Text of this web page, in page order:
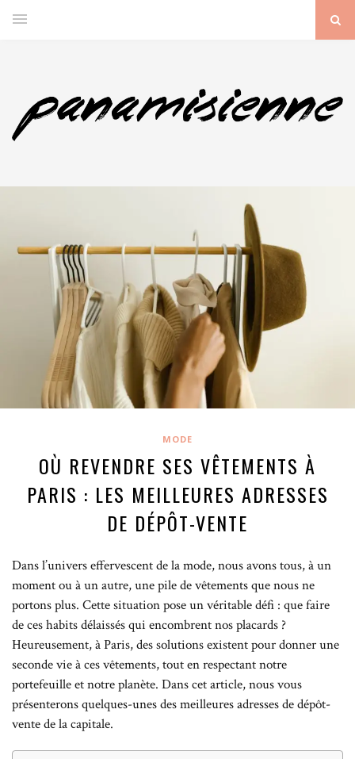
MODE
OÙ REVENDRE SES VÊTEMENTS À
PARIS : LES MEILLEURES ADRESSES
DE DÉPÔT-VENTE
Dans l’univers effervescent de la mode, nous avons tous, à un
moment ou à un autre, une pile de vêtements que nous ne
portons plus. Cette situation pose un véritable défi : que faire
de ces habits délaissés qui encombrent nos placards ?
Heureusement, à Paris, des solutions existent pour donner une
seconde vie à ces vêtements, tout en respectant notre
portefeuille et notre planète. Dans cet article, nous vous
présenterons quelques-unes des meilleures adresses de dépôt-
vente de la capitale.